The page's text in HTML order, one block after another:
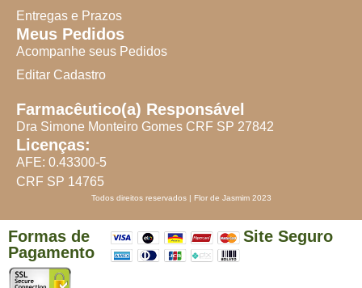
Entregas e Prazos
Meus Pedidos
Acompanhe seus Pedidos
Editar Cadastro
Farmacêutico(a) Responsável
Dra Simone Monteiro Gomes CRF SP 27842
Licenças:
AFE: 0.43300-5
CRF SP 14765
Todos direitos reservados | Flor de Jasmim 2023
Formas de
Pagamento
Site Seguro